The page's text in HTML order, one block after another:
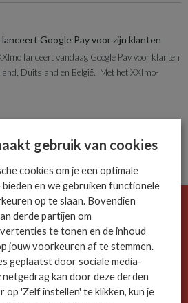
Google Pay voor zijn klanten
lanceert vandaag Google Pay voor klanten
Duitsland en België. Met het XXImo-
Mis niets.
Business nieuwsbrief.
AANMELDEN
gebruik van cookies
cookies om je een optimale
en we gebruiken functionele
op te slaan. Bovendien
derde partijen om
te tonen en de inhoud
jouw voorkeuren af te stemmen.
geplaatst door sociale media-
kan door deze derden
'Zelf instellen' te klikken, kun je